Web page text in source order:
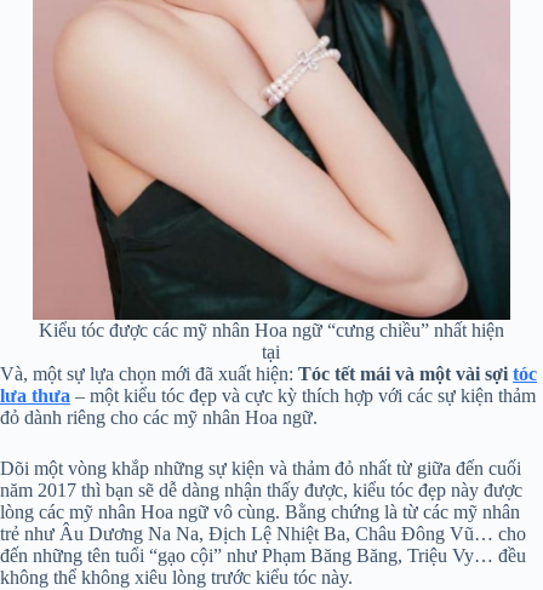
Kiểu tóc được các mỹ nhân Hoa ngữ “cưng chiều” nhất hiện
tại
Và, một sự lựa chọn mới đã xuất hiện: Tóc tết mái và một vài sợi tóc
lưa thưa – một kiểu tóc đẹp và cực kỳ thích hợp với các sự kiện thảm
đỏ dành riêng cho các mỹ nhân Hoa ngữ.
Dõi một vòng khắp những sự kiện và thảm đỏ nhất từ giữa đến cuối
năm 2017 thì bạn sẽ dễ dàng nhận thấy được, kiểu tóc đẹp này được
lòng các mỹ nhân Hoa ngữ vô cùng. Bằng chứng là từ các mỹ nhân
trẻ như Âu Dương Na Na, Địch Lệ Nhiệt Ba, Châu Đông Vũ… cho
đến những tên tuổi “gạo cội” như Phạm Băng Băng, Triệu Vy… đều
không thể không xiêu lòng trước kiểu tóc này.